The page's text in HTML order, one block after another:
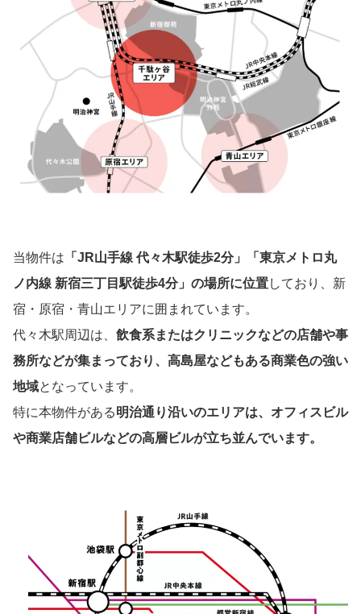
当物件は 「JR山手線 代々木駅徒歩2分」「東京メトロ丸
ノ内線 新宿三丁目駅徒歩4分」の場所に位置しており、新
宿・原宿・青山エリアに囲まれています。
代々木駅周辺は、 飲食系またはクリニックなどの店舗や事
務所などが集まっており、高島屋などもある商業色の強い
地域となっています。
特に本物件がある明治通り沿いのエリアは、オフィスビル
や商業店舗ビルなどの高層ビルが立ち並んでいます。